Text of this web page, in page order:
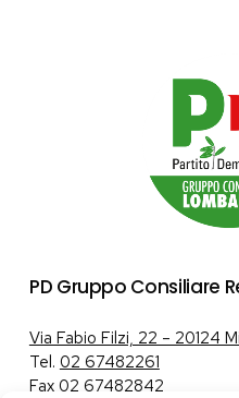
PD Gruppo Consiliare
Via Fabio Filzi, 22 – 20124
Tel. 02 67482261
Fax 02 67482842